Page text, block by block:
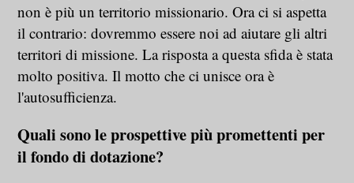
non è più un territorio missionario. Ora ci si aspetta
il contrario: dovremmo essere noi ad aiutare gli altri
territori di missione. La risposta a questa sfida è stata
molto positiva. Il motto che ci unisce ora è
l'autosufficienza.
Quali sono le prospettive più promettenti per
il fondo di dotazione?